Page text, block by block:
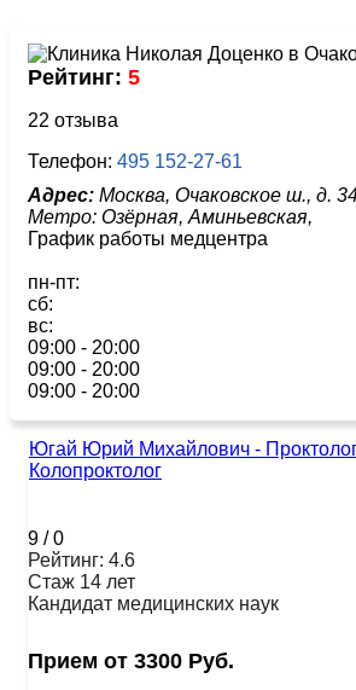
Рейтинг: 5
22 отзыва
Телефон: 495 152-27-61
Адрес: Москва, Очаковское ш., д.
Метро: Озёрная, Аминьевская,
График работы медцентра
пн-пт:
сб:
вс:
09:00 - 20:00
09:00 - 20:00
09:00 - 20:00
Югай Юрий Михайлович -
Колопроктолог
9 /0
Рейтинг: 4.6
Стаж 14 лет
Кандидат медицинских наук
Прием от 3300 Руб.